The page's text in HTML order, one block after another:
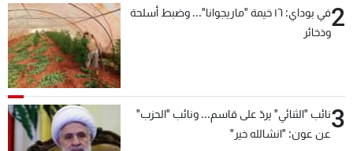
2
في بوداي: ١٦ خيمة "ماريجوانا"... وضبط أسلحة
وذخائر
3نائب "الثنائي" يردّ على قاسم... ونائب "الحزب"
عن عون: "انشالله خير"
سياسة الخصوصية